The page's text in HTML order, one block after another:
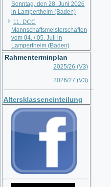
Sonntag, den 28. Juni 2026
in Lampertheim (Baden)
11. DCC
Mannschaftsmeisterschaften
vom 04. / 05. Juli in
Lampertheim (Baden)
Rahmenterminplan
2025/26 (V3)
2026/27 (V3)
Altersklasseneinteilung